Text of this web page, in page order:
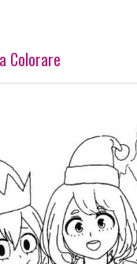
Colorare